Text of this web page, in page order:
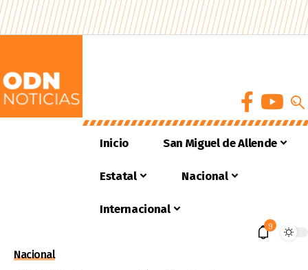
Inicio San Miguel de Allende
Estatal Nacional
Internacional
9
Nacional